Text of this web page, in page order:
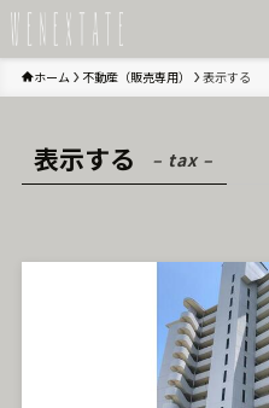
ホーム 不動産（販売専用） 表示する
表示する – tax –